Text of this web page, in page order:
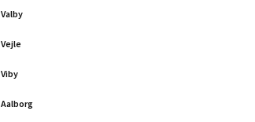
Valby
Vejle
Viby
Aalborg